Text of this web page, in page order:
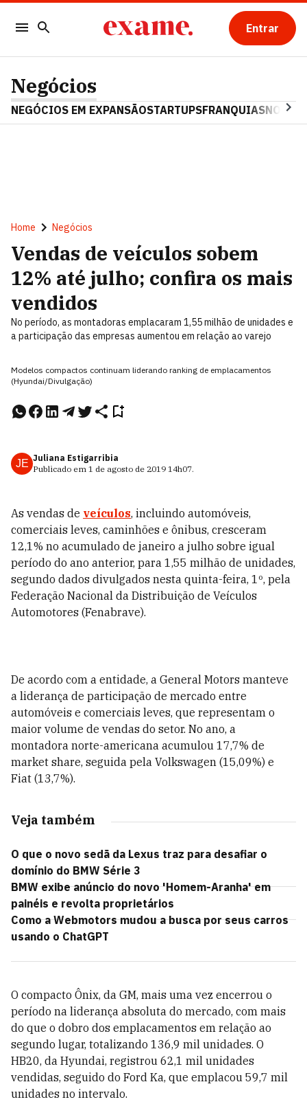
Entrar
Negócios
NEGÓCIOS EM EXPANSÃOSTARTUPSFRANQUIAS
Home Negócios
Vendas de veículos sobem
12% até julho; confira os mais
vendidos
No período, as montadoras emplacaram 1,55 milhão de unidades e
a participação das empresas aumentou em relação ao varejo
Modelos compactos continuam liderando ranking de emplacamentos
(Hyundai/Divulgação)
JE Juliana Estigarribia
Publicado em 1 de agosto de 2019 14h07.
As vendas de veículos, incluindo automóveis,
comerciais leves, caminhões e ônibus, cresceram
12,1% no acumulado de janeiro a julho sobre igual
período do ano anterior, para 1,55 milhão de unidades,
segundo dados divulgados nesta quinta-feira, 1º, pela
Federação Nacional da Distribuição de Veículos
Automotores (Fenabrave).
De acordo com a entidade, a General Motors manteve
a liderança de participação de mercado entre
automóveis e comerciais leves, que representam o
maior volume de vendas do setor. No ano, a
montadora norte-americana acumulou 17,7% de
market share, seguida pela Volkswagen (15,09%) e
Fiat (13,7%).
Veja também
O que o novo sedã da Lexus traz para desafiar o
domínio do BMW Série 3
BMW exibe anúncio do novo 'Homem-Aranha' em
painéis e revolta proprietários
Como a Webmotors mudou a busca por seus carros
usando o ChatGPT
O compacto Ônix, da GM, mais uma vez encerrou o
período na liderança absoluta do mercado, com mais
do que o dobro dos emplacamentos em relação ao
segundo lugar, totalizando 136,9 mil unidades. O
HB20, da Hyundai, registrou 62,1 mil unidades
vendidas, seguido do Ford Ka, que emplacou 59,7 mil
unidades no intervalo.